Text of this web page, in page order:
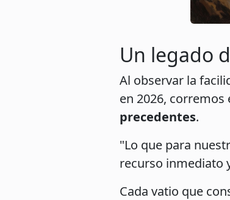
Un legado
Al observar la
en 2026, corremos
precedentes.
"Lo que para
recurso inmediato
Cada vatio que